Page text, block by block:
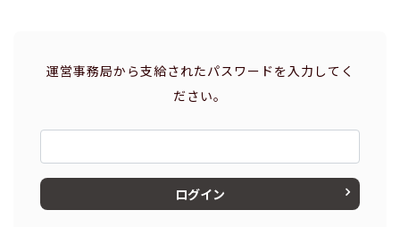
運営事務局から支給されたパスワードを入力してく
ださい。
ログイン